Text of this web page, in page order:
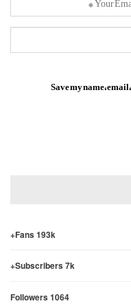
Save my name,
Fans 193k+
Subscribers 7k+
Followers 1064